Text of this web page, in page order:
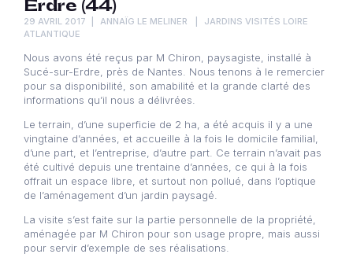
Erdre (44)
29 AVRIL 2017 ANNAÏG LE MELINER
JARDINS VISITÉS LOIRE
ATLANTIQUE
Nous avons été reçus par M Chiron, paysagiste, installé à
Sucé-sur-Erdre, près de Nantes. Nous tenons à le remercier
pour sa disponibilité, son amabilité et la grande clarté des
informations qu’il nous a délivrées.
Le terrain, d’une superficie de 2 ha, a été acquis il y a une
vingtaine d’années, et accueille à la fois le domicile familial,
d’une part, et l’entreprise, d’autre part. Ce terrain n’avait pas
été cultivé depuis une trentaine d’années, ce qui à la fois
offrait un espace libre, et surtout non pollué, dans l’optique
de l’aménagement d’un jardin paysagé.
La visite s’est faite sur la partie personnelle de la propriété,
aménagée par M Chiron pour son usage propre, mais aussi
pour servir d’exemple de ses réalisations.